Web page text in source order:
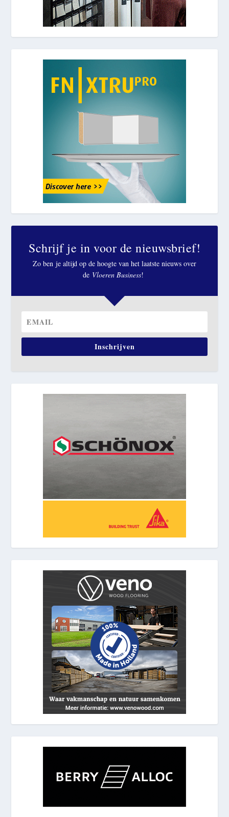
Schrijf je in voor de nieuwsbrief!
Zo ben je altijd op de hoogte van het laatste nieuws over
de Vloeren Business!
Inschrijven